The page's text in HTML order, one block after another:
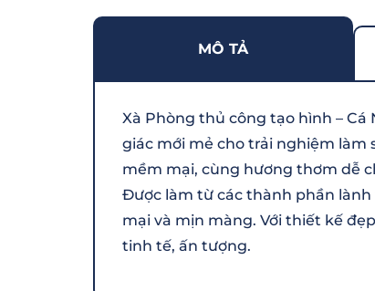
MÔ TẢ
Xà Phòng thủ công tạo hình –
giác mới mẻ cho trải nghiệm làm
mềm mại, cùng hương thơm dễ
Được làm từ các thành phần
mại và mịn màng. Với thiết kế
tinh tế, ấn tượng.